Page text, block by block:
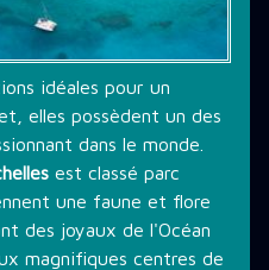
idéales pour un
elles possèdent un des
dans le monde.
est classé parc
une faune et flore
des joyaux de l'Océan
magnifiques centres de